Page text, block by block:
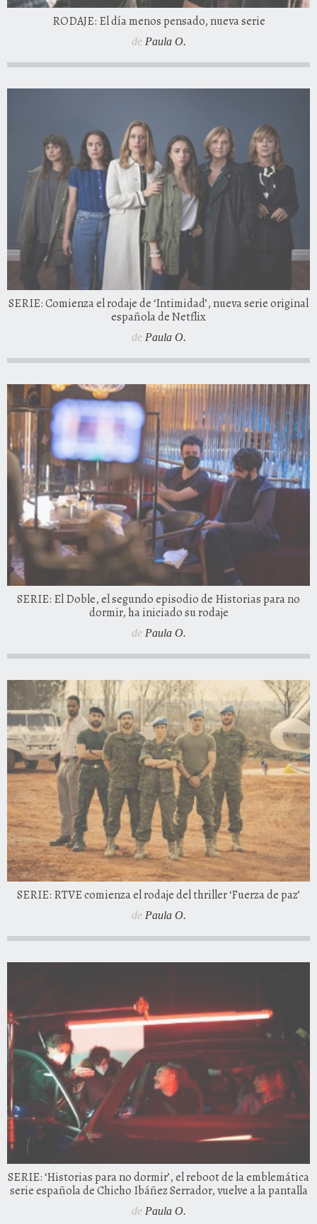
RODAJE: El día menos pensado, nueva serie
de Paula O.
SERIE: Comienza el rodaje de ‘Intimidad’, nueva serie original
española de Netflix
de Paula O.
SERIE: El Doble, el segundo episodio de Historias para no
dormir, ha iniciado su rodaje
de Paula O.
SERIE: RTVE comienza el rodaje del thriller ‘Fuerza de paz’
de Paula O.
SERIE: ‘Historias para no dormir’, el reboot de la emblemática
serie española de Chicho Ibáñez Serrador, vuelve a la pantalla
de Paula O.